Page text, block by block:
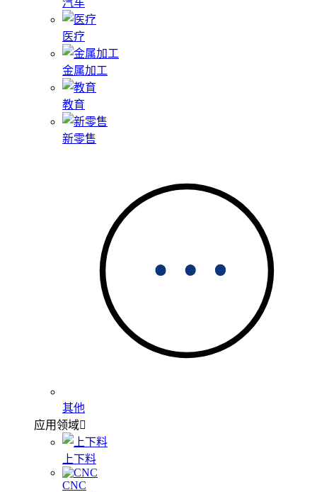
医疗
金属加工
教育
新零售
其他
应用领域
上下料
CNC